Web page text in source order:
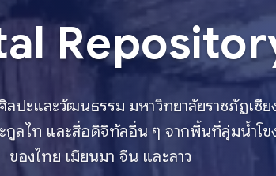
ะและวัฒนธรรม มหาวิทยาลัยราชภัฏเชี
ลไท และสื่อดิจิทัลอื่น ๆ จากพื้นที่ลุ่มน้ำโ
ของไทย เมียนมา จีน และลาว